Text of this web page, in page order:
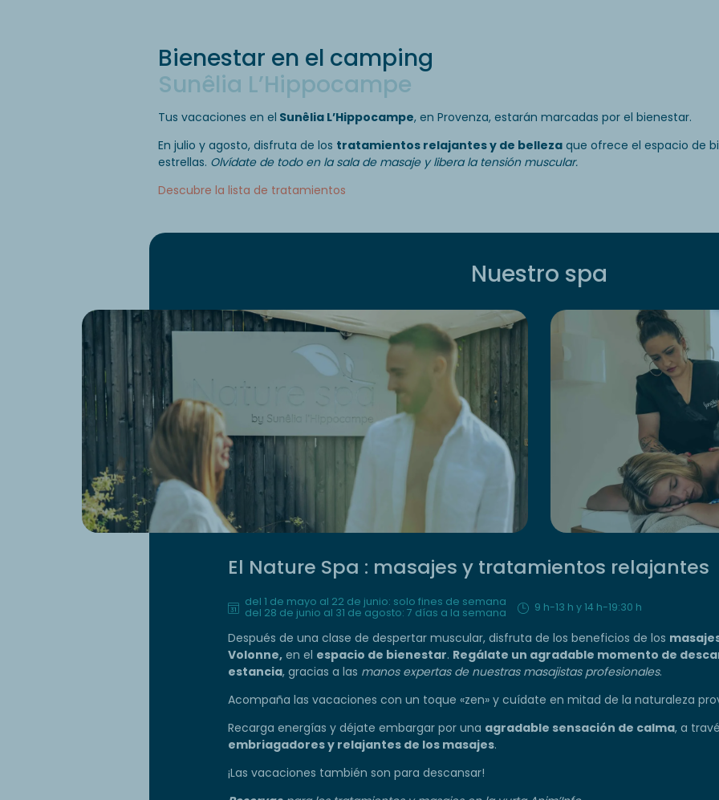
Bienestar en el camping
Sunêlia L’Hippocampe
Tus vacaciones en el Sunêlia L’Hippocampe, en Provenza, estarán marcadas por el bienestar.
En julio y agosto, disfruta de los tratamientos relajantes y de bellezaque ofrece el espacio de
estrellas. Olvídate de todo en la sala de masaje y libera la tensión muscular.
Descubre la lista de tratamientos
Nuestro spa
El Nature Spa : masajes y tratamientos relajantes
del 1 de mayo al 22 de junio: solo fines de semana
del 28 de junio al 31 de agosto: 7 días a la semana
9 h-13 h y 14 h-19:30 h
Después de una clase de despertar muscular, disfruta de los beneficios de los
Volonne, en el espacio de bienestar. Regálate un agradable momento de
estancia, gracias a las manos expertas de nuestras masajistas profesionales.
Acompaña las vacaciones con un toque «zen» y cuídate en mitad de la naturaleza
Recarga energías y déjate embargar por una agradable sensación de calma, a
embriagadores y relajantes de los masajes.
¡Las vacaciones también son para descansar!